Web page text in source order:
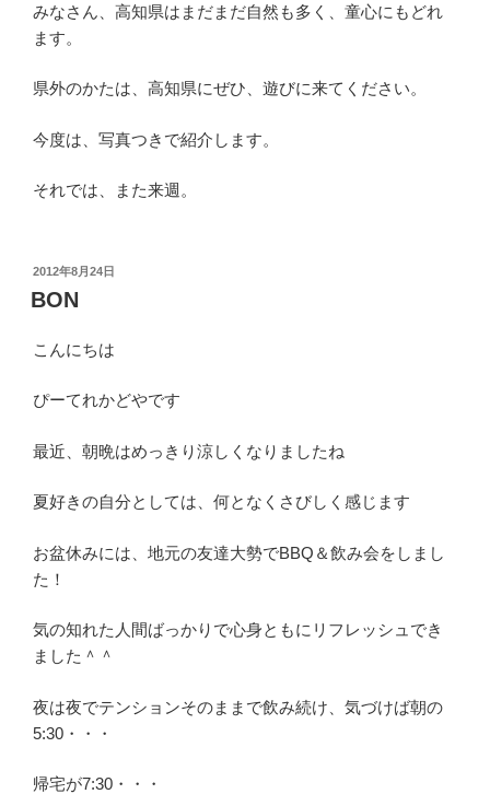
みなさん、高知県はまだまだ自然も多く、童心にもどれ
ます。
県外のかたは、高知県にぜひ、遊びに来てください。
今度は、写真つきで紹介します。
それでは、また来週。
投
稿
日:
2012年8月24日
BON
こんにちは
ぴーてれかどやです
最近、朝晩はめっきり涼しくなりましたね
夏好きの自分としては、何となくさびしく感じます
お盆休みには、地元の友達大勢でBBQ＆飲み会をしまし
た！
気の知れた人間ばっかりで心身ともにリフレッシュでき
ました＾＾
夜は夜でテンションそのままで飲み続け、気づけば朝の
5:30・・・
帰宅が7:30・・・